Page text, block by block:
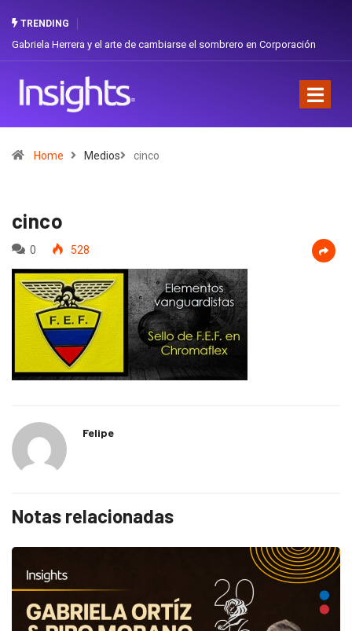
TRENDING
Gabriela Herrera y el arte de cambiarse el sombrero en Corporación
Home Medios cinco
cinco
0 528
Felipe
Notas relacionadas